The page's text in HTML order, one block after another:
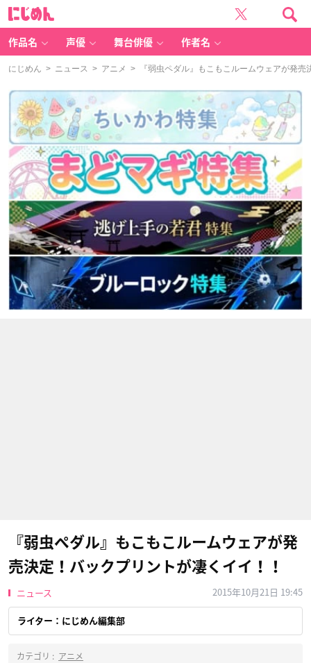
作品名 声優 舞台俳優 作者名
にじめん > ニュース > アニメ > 『弱虫ペダル』もこもこルームウェアが発売
『弱虫ペダル』もこもこルームウェアが発
売決定！バックプリントが凄くイイ！！
ニュース 2015年10月21日 19:45
ライター：にじめん編集部
カテゴリ : アニメ